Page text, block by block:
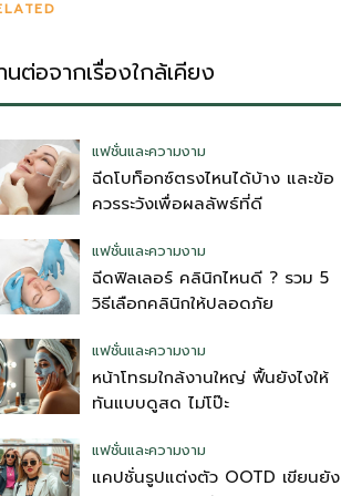
นต่อจากเรื่องใกล้เคียง
แฟชั่นและความงาม
ฉีดโบท็อกซ์ตรงไหนได้บ้าง และข้อ
ควรระวังเพื่อผลลัพธ์ที่ดี
แฟชั่นและความงาม
ฉีดฟิลเลอร์ คลินิกไหนดี ? รวม 5
วิธีเลือกคลินิกให้ปลอดภัย
แฟชั่นและความงาม
หน้าโทรมใกล้งานใหญ่ ฟื้นยังไงให้
ทันแบบดูสด ไม่โป๊ะ
แฟชั่นและความงาม
แคปชั่นรูปแต่งตัว OOTD เขียนยัง